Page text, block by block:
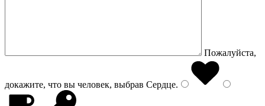
Пожалуйста,
докажите, что вы человек, выбрав Сердце.